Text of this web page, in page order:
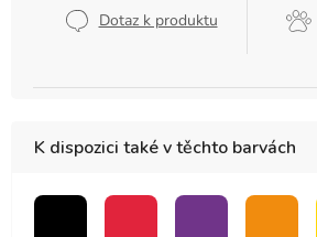
Dotaz k produktu
K dispozici také v těchto barvách